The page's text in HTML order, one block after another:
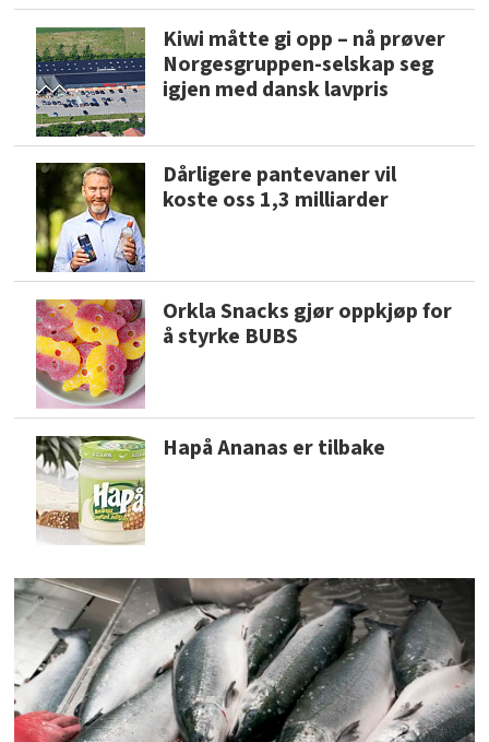
Kiwi måtte gi opp – nå prøver
Norgesgruppen-selskap seg
igjen med dansk lavpris
Dårligere pantevaner vil
koste oss 1,3 milliarder
Orkla Snacks gjør oppkjøp for
å styrke BUBS
Hapå Ananas er tilbake